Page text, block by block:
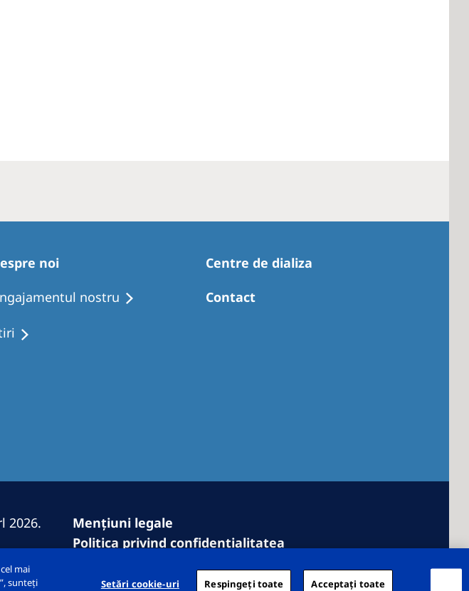
noi
nostru
Centre de dializa
Contact
2026.
Mențiuni legale
Politica privind confidențialitatea
Harta site-ului
mai
sunteți
Setări cookie-uri Respingeți toate Acceptați toate